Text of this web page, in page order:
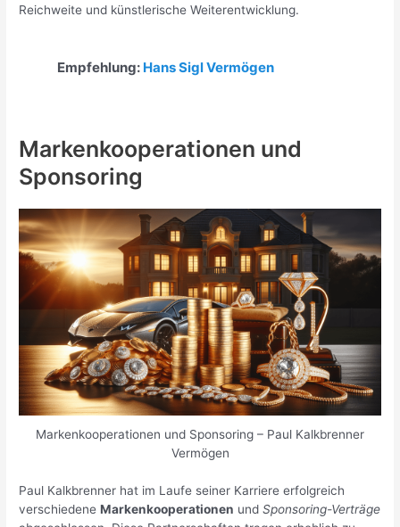
Reichweite und künstlerische Weiterentwicklung.
Empfehlung: Hans Sigl Vermögen
Markenkooperationen und
Sponsoring
Markenkooperationen und Sponsoring – Paul Kalkbrenner
Vermögen
Paul Kalkbrenner hat im Laufe seiner Karriere erfolgreich
verschiedeneMarkenkooperationen undSponsoring-Verträge